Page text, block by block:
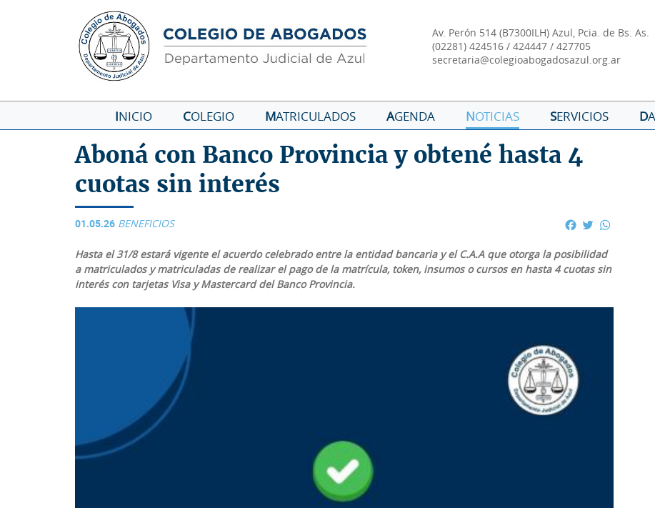
Av. Perón 514 (B7300ILH) Azul, Pcia. de Bs. As.
(02281) 424516 / 424447 / 427705
secretaria@colegioabogadosazul.org.ar
INICIO COLEGIO MATRICULADOS AGENDA NOTICIAS SERVICIOS D
Aboná con Banco Provincia y obtené hasta 4
cuotas sin interés
01.05.26 BENEFICIOS Facebook
Twitter
Hasta el 31/8 estará vigente el acuerdo celebrado entre la entidad bancaria y el C.A.A que otorga la posibilidad
a matriculados y matriculadas de realizar el pago de la matrícula, token, insumos o cursos en hasta 4 cuotas sin
interés con tarjetas Visa y Mastercard del Banco Provincia.